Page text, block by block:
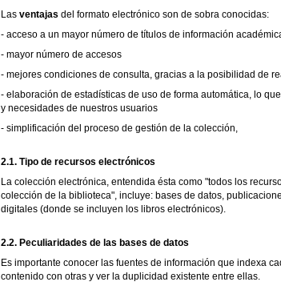
Las ventajas del formato electrónico son de sobra conocidas:
- acceso a un mayor número de títulos de información
- mayor número de accesos
- mejores condiciones de consulta, gracias a la posibilidad de
- elaboración de estadísticas de uso de forma automática, lo
y necesidades de nuestros usuarios
- simplificación del proceso de gestión de la colección,
2.1. Tipo de recursos electrónicos
La colección electrónica, entendida ésta como "todos los
colección de la biblioteca", incluye: bases de datos,
digitales (donde se incluyen los libros electrónicos).
2.2. Peculiaridades de las bases de datos
Es importante conocer las fuentes de información que indexa
contenido con otras y ver la duplicidad existente entre ellas.